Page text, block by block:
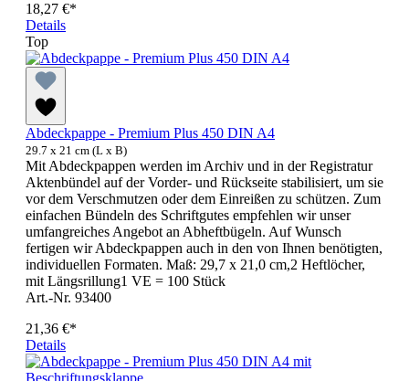
18,27 €*
Details
Top
Abdeckpappe - Premium Plus 450 DIN A4
29.7 x 21 cm (L x B)
Mit Abdeckpappen werden im Archiv und in der Registratur
Aktenbündel auf der Vorder- und Rückseite stabilisiert, um sie
vor dem Verschmutzen oder dem Einreißen zu schützen. Zum
einfachen Bündeln des Schriftgutes empfehlen wir unser
umfangreiches Angebot an Abheftbügeln. Auf Wunsch
fertigen wir Abdeckpappen auch in den von Ihnen benötigten,
individuellen Formaten. Maß: 29,7 x 21,0 cm,2 Heftlöcher,
mit Längsrillung1 VE = 100 Stück
Art.-Nr. 93400
21,36 €*
Details